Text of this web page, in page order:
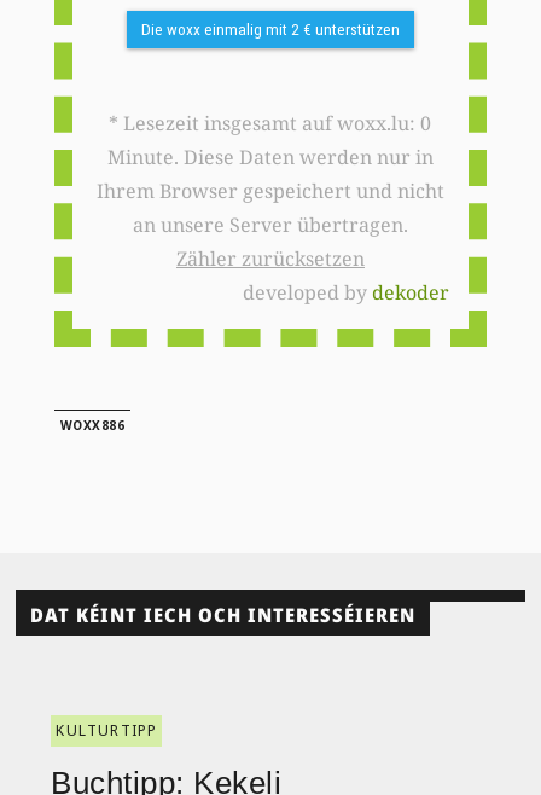
Die woxx einmalig mit 2 € unterstützen
* Lesezeit insgesamt auf woxx.lu: 0
Minute. Diese Daten werden nur in
Ihrem Browser gespeichert und nicht
an unsere Server übertragen.
Zähler zurücksetzen
developed bydekoder
WOXX886
DAT KÉINT IECH OCH INTERESSÉIEREN
KULTURTIPP
Buchtipp: Kekeli